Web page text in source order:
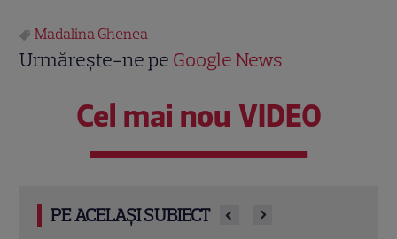
Madalina Ghenea
Urmărește-ne pe Google News
Cel mai nou VIDEO
PE ACELAȘI SUBIECT